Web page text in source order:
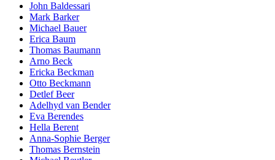
John Baldessari
Mark Barker
Michael Bauer
Erica Baum
Thomas Baumann
Arno Beck
Ericka Beckman
Otto Beckmann
Detlef Beer
Adelhyd van Bender
Eva Berendes
Hella Berent
Anna-Sophie Berger
Thomas Bernstein